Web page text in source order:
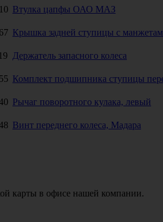
Втулка цапфы ОАО МАЗ
Крышка задней ступицы с
Держатель запасного колеса
Комплект подшипника ступицы
Рычаг поворотного кулака, левый
Винт переднего колеса, Мадара
карты в офисе нашей компании.